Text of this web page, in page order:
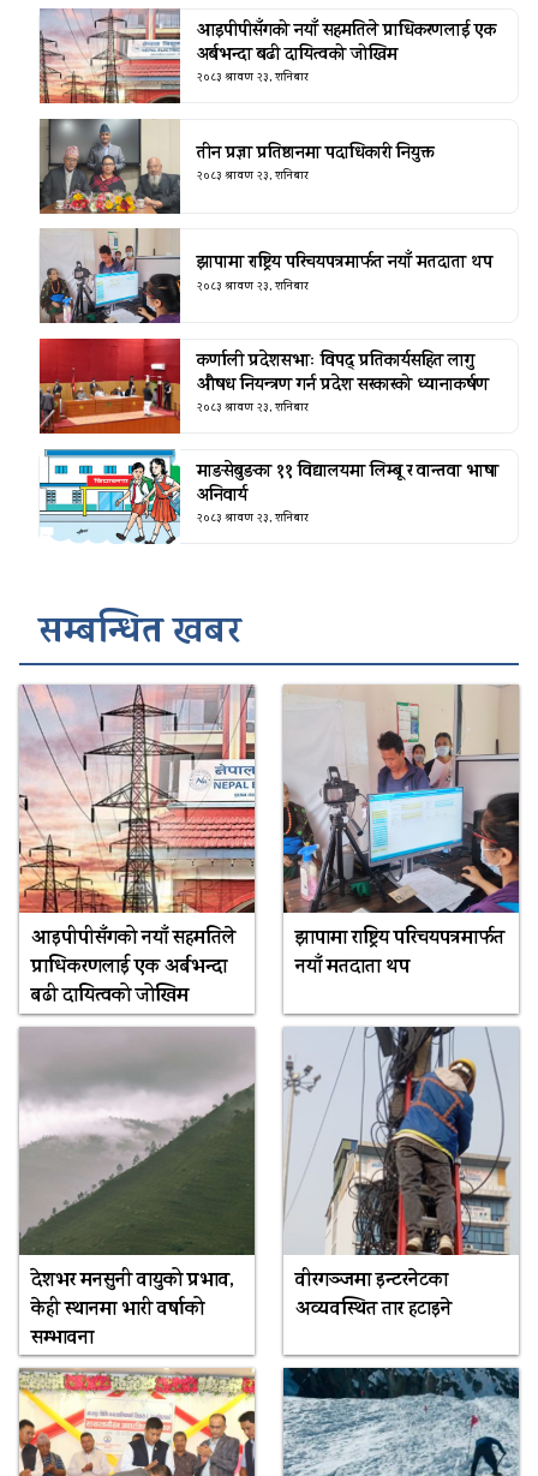
आइपीपीसँगको नयाँ सहमतिले प्राधिकरणलाई एक
अर्बभन्दा बढी दायित्वको जोखिम
२०८३ श्रावण २३, शनिबार
तीन प्रज्ञा प्रतिष्ठानमा पदाधिकारी नियुक्त
२०८३ श्रावण २३, शनिबार
झापामा राष्ट्रिय परिचयपत्रमार्फत नयाँ मतदाता थप
२०८३ श्रावण २३, शनिबार
कर्णाली प्रदेशसभाः विपद् प्रतिकार्यसहित लागु
औषध नियन्त्रण गर्न प्रदेश सरकारको ध्यानाकर्षण
२०८३ श्रावण २३, शनिबार
माङसेबुङका ११ विद्यालयमा लिम्बू र वान्तवा भाषा
अनिवार्य
२०८३ श्रावण २३, शनिबार
सम्बन्धित खबर
आइपीपीसँगको नयाँ सहमतिले
प्राधिकरणलाई एक अर्बभन्दा
बढी दायित्वको जोखिम
झापामा राष्ट्रिय परिचयपत्रमार्फत
नयाँ मतदाता थप
देशभर मनसुनी वायुको प्रभाव,
केही स्थानमा भारी वर्षाको
सम्भावना
वीरगञ्जमा इन्टरनेटका
अव्यवस्थित तार हटाइने